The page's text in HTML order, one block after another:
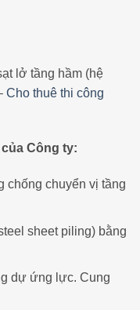
lở tầng hầm (hệ
Cho thuê thi công
Công ty:
chống chuyển vị tầng
sheet piling) bằng
dự ứng lực. Cung